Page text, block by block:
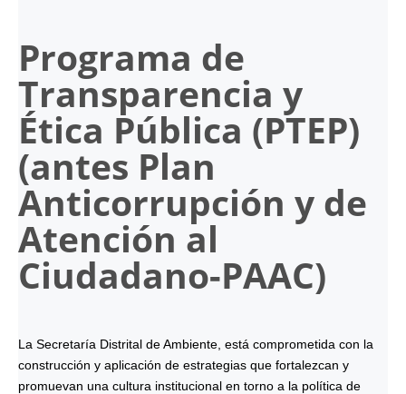
Programa de
Transparencia y
Ética Pública (PTEP)
(antes Plan
Anticorrupción y de
Atención al
Ciudadano-PAAC)
La Secretaría Distrital de Ambiente, está comprometida con la
construcción y aplicación de estrategias que fortalezcan y
promuevan una cultura institucional en torno a la política de